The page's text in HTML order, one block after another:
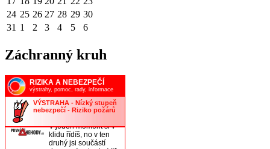
24 25 26 27 28 29 30
31 1 2 3 4 5 6
Záchranný kruh